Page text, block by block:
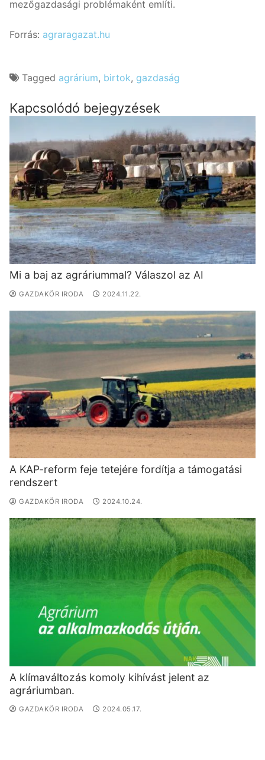
mezőgazdasági problémaként említi.
Forrás: agraragazat.hu
Tagged agrárium, birtok, gazdaság
Kapcsolódó bejegyzések
Mi a baj az agráriummal? Válaszol az AI
GAZDAKÖR IRODA 2024.11.22.
A KAP-reform feje tetejére fordítja a támogatási
rendszert
GAZDAKÖR IRODA 2024.10.24.
A klímaváltozás komoly kihívást jelent az
agráriumban.
GAZDAKÖR IRODA 2024.05.17.